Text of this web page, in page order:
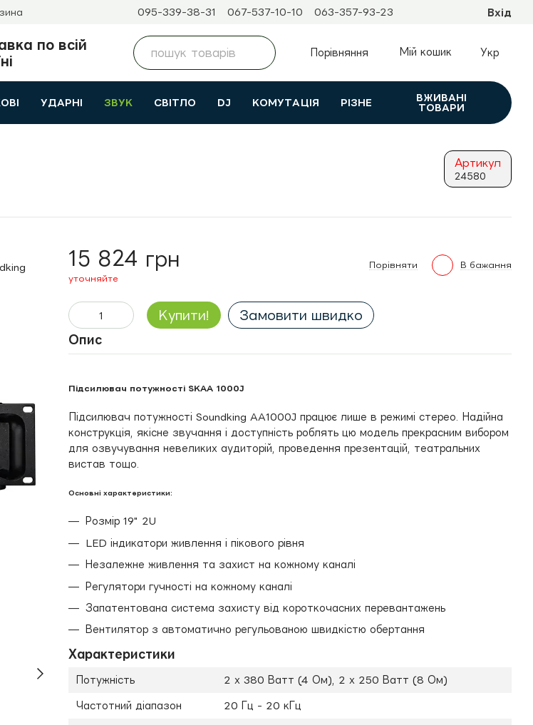
095-339-38-31 067-537-10-10 063-357-93-23 Вхід
по всій
Порівняння Мій кошик Укр
УДАРНІ ЗВУК СВІТЛО DJ КОМУТАЦІЯ РІЗНЕ
ВЖИВАНI
ТОВАРИ
Артикул
24580
15 824 грн
уточняйте
Порівняти В бажання
Купити! Замовити швидко
Опис
Підсилювач потужності SKAA 1000J
Підсилювач потужності Soundking AA1000J працює лише в режимі стерео. Надійна
конструкція, якісне звучання і доступність роблять цю модель прекрасним вибором
для озвучування невеликих аудиторій, проведення презентацій, театральних
вистав тощо.
Основні характеристики:
Розмір 19" 2U
LED індикатори живлення і пікового рівня
Незалежне живлення та захист на кожному каналі
Регулятори гучності на кожному каналі
Запатентована система захисту від короткочасних перевантажень
Вентилятор з автоматично регульованою швидкістю обертання
Характеристики
Потужність 2 х 380 Ватт (4 Ом), 2 х 250 Ватт (8 Ом)
Частотний діапазон 20 Гц - 20 кГц